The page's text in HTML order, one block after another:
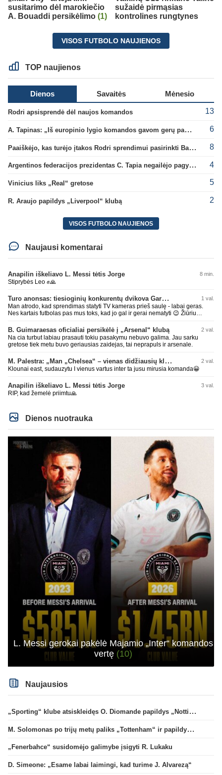
susitarimo dėl marokiečio
A. Bouaddi persikėlimo (1)
sužaidė pirmąsias
kontrolines rungtynes
VISOS FUTBOLO NAUJIENOS
TOP naujienos
Dienos Savaitės Mėnesio
Rodri apsisprendė dėl naujos komandos 13
A. Tapinas: „Iš europinio lygio komandos gavom gerų pamokų“ 6
Paaiškėjo, kas turėjo įtakos Rodri sprendimui pasirinkti Barselonos pusę 8
Argentinos federacijos prezidentas C. Tapia negailėjo pagyrų G. Infantino 4
Vinicius liks „Real“ gretose 5
R. Araujo papildys „Liverpool“ klubą 2
VISOS FUTBOLO NAUJIENOS
Naujausi komentarai
Anapilin iškeliavo L. Messi tėtis Jorge 8 min.
Stiprybės Leo ✊🙏
Turo anonsas: tiesioginių konkurentų dvikova Gargžduose 1 val.
Man atrodo, kad sprendimas statyti TV kameras prieš saulę - labai geras.
Nes kartais futbolas pas mus toks, kad jo gal ir gerai nematyti 😉 Žiūriu
kaip alaus butelys, kurį ką tik išmaukiau. Linkėjimai Tadui (slapyvardžiu „apie
nieką“), kuris kiek girdėjau, įpūtė akis varvinančių transliacijų dvasią 😀
B. Guimaraesas oficialiai persikėlė į „Arsenal“ klubą 2 val.
Na cia turbut labiau prasauti tokiu pasakymu nebuvo galima. Jau sarku
gretose tiek metu buvo geriausias zaidejas, tai neprapuls ir arsenale.
M. Palestra: „Man „Chelsea“ – vienas didžiausių klubų futbole“ 2 val.
Klounai east, sudauzytu I vienus vartus inter ta jusu mirusia komanda😀
Anapilin iškeliavo L. Messi tėtis Jorge 3 val.
RIP, kad žemelė priimtu🙏
Dienos nuotrauka
L. Messi gerokai pakėlė Majamio „Inter“ komandos
vertę (10)
Naujausios
„Sporting“ klube atsiskleidęs O. Diomande papildys „Nottingham“ gretas
M. Solomonas po trijų metų paliks „Tottenham“ ir papildys „West Ham“ klubą
„Fenerbahce“ susidomėjo galimybe įsigyti R. Lukaku
D. Simeone: „Esame labai laimingi, kad turime J. Alvarezą“